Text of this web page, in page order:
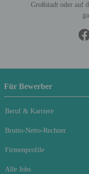
Großstadt oder auf
Für Bewerber
Beruf & Karriere
Brutto-Netto-Rechner
Firmenprofile
Alle Jobs